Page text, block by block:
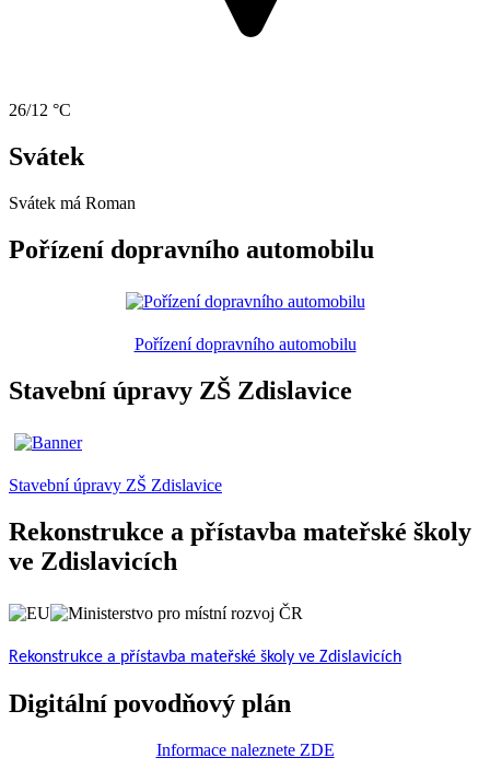
26/12 °C
Svátek
Svátek má Roman
Pořízení dopravního automobilu
Pořízení dopravního automobilu
Stavební úpravy ZŠ Zdislavice
Stavební úpravy ZŠ Zdislavice
Rekonstrukce a přístavba mateřské školy
ve Zdislavicích
Rekonstrukce a přístavba mateřské školy ve Zdislavicích
Digitální povodňový plán
Informace naleznete ZDE